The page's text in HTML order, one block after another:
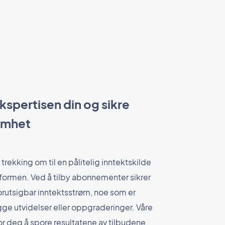
din og sikre
om til en pålitelig inntektskilde
Ved å tilby abonnementer sikrer
inntektsstrøm, noe som er
utvidelser eller oppgraderinger. Våre
deg å spore resultatene av tilbudene